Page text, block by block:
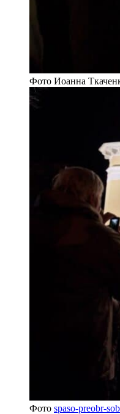
Фото Иоанна
Фото spaso-preobr-